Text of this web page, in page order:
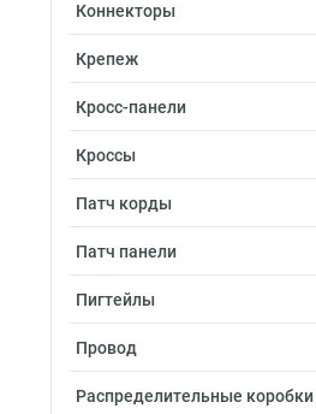
Коннекторы
Крепеж
Кросс-панели
Кроссы
Патч корды
Патч панели
Пигтейлы
Провод
Распределительные коробки